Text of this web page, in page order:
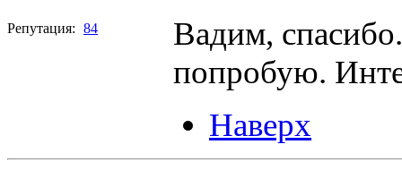
Репутация: 84
Вадим,
попробую.
Наверх